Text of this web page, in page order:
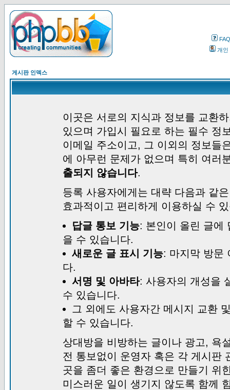
FAQ
개인
게시판 인덱스
이곳은 서로의 지식과 정보를 교환
있으며 가입시 필요로 하는 필수 정
이메일 주소이고, 그 이외의 정보들
에 아무런 문제가 없으며 특히 여러
출되지 않습니다.
등록 사용자에게는 대략 다음과 같
효과적이고 편리하게 이용하실 수
답글 통보 기능: 본인이 올린 글에
을 수 있습니다.
새로운 글 표시 기능: 마지막 방문
다.
서명 및 아바타: 사용자의 개성을
수 있습니다.
그 외에도 사용자간 메시지 교환
할 수 있습니다.
상대방을 비방하는 글이나 광고, 욕
전 통보없이 운영자 혹은 각 게시판
곳을 좀더 좋은 환경으로 만들기 위
미스러운 일이 생기지 않도록 함께